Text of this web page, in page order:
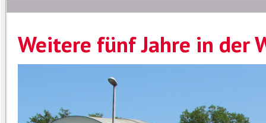
Weitere fünf Jahre in der